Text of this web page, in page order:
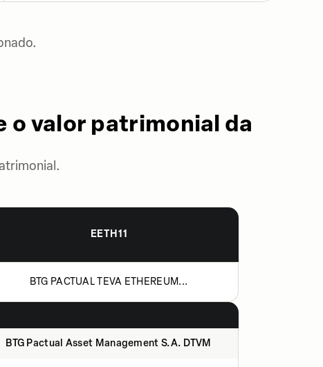
o valor patrimonial da
EETH11
BTG PACTUAL TEVA ETHEREUM...
BTG Pactual Asset Management S.A. DTVM